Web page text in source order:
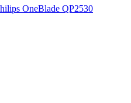
OneBlade QP2530